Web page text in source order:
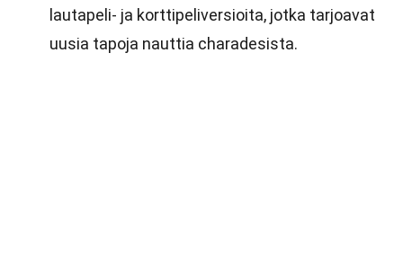
lautapeli- ja korttipeliversioita, jotka tarjoavat
uusia tapoja nauttia charadesista.